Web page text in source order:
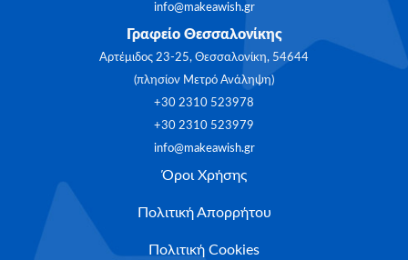
info@makeawish.gr
Γραφείο Θεσσαλονίκης
Αρτέμιδος 23-25, Θεσσαλονίκη, 54644
(πλησίον Μετρό Ανάληψη)
+30 2310 523978
+30 2310 523979
info@makeawish.gr
Όροι Χρήσης
Πολιτική Απορρήτου
Πολιτική Cookies